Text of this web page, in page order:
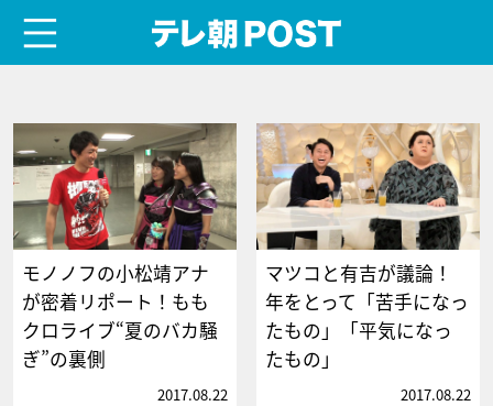
モノノフの小松靖アナ
が密着リポート！もも
クロライブ“夏のバカ騒
ぎ”の裏側
2017.08.22
マツコと有吉が議論！
年をとって「苦手になっ
たもの」「平気になっ
たもの」
2017.08.22